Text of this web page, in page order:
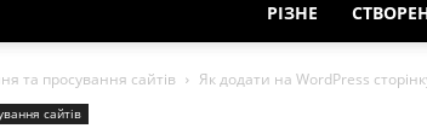
РІЗНЕ
та просування сайтів Як додати на WordPress
сайтів